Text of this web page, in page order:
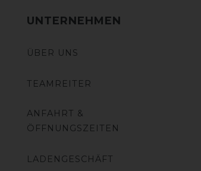
UNTERNEHMEN
ÜBER UNS
TEAMREITER
ANFAHRT &
ÖFFNUNGSZEITEN
LADENGESCHÄFT